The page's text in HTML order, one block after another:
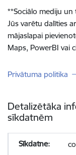
**Sociālo mediju un
Jūs varētu dalīties
mājaslapai
Maps, PowerBI vai
Privātuma politika
Detalizētāka
sīkdatnēm